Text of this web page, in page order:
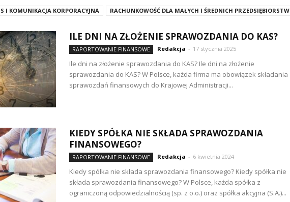
I KOMUNIKACJA KORPORACYJNA RACHUNKOWOŚĆ DLA MAŁYCH I ŚREDNICH PRZEDSIĘBIORSTW
ILE DNI NA ZŁOŻENIE SPRAWOZDANIA DO KAS?
RAPORTOWANIE FINANSOWE Redakcja - 17 stycznia 2025
Ile dni na złożenie sprawozdania do KAS? Ile dni na złożenie
sprawozdania do KAS? W Polsce, każda firma ma obowiązek składania
sprawozdań finansowych do Krajowej Administracji...
KIEDY SPÓŁKA NIE SKŁADA SPRAWOZDANIA
FINANSOWEGO?
RAPORTOWANIE FINANSOWE Redakcja - 6 kwietnia 2024
Kiedy spółka nie składa sprawozdania finansowego? Kiedy spółka nie
składa sprawozdania finansowego? W Polsce, każda spółka z
ograniczoną odpowiedzialnością (sp. z o.o.) oraz spółka akcyjna (S.A.)...